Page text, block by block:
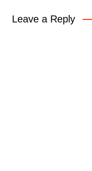
Leave a Reply